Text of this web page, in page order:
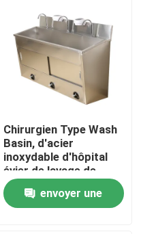
Chirurgien Type Wash
Basin, d'acier
inoxydable d'hôpital
évier de lavage de
main actionné par
genou envoyer une